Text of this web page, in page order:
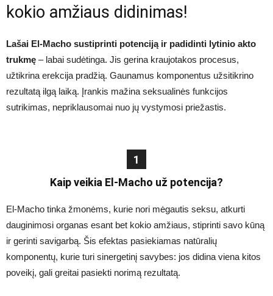
kokio amžiaus didinimas!
Lašai El-Macho sustiprinti potenciją ir padidinti lytinio akto
trukmę – labai sudėtinga. Jis gerina kraujotakos procesus,
užtikrina erekcija pradžią. Gaunamus komponentus užsitikrino
rezultatą ilgą laiką. Įrankis mažina seksualinės funkcijos
sutrikimas, nepriklausomai nuo jų vystymosi priežastis.
1
Kaip veikia El-Macho už potencija?
El-Macho tinka žmonėms, kurie nori mėgautis seksu, atkurti
dauginimosi organas esant bet kokio amžiaus, stiprinti savo kūną
ir gerinti savigarbą. Šis efektas pasiekiamas natūralių
komponentų, kurie turi sinergetinį savybes: jos didina viena kitos
poveikį, gali greitai pasiekti norimą rezultatą.